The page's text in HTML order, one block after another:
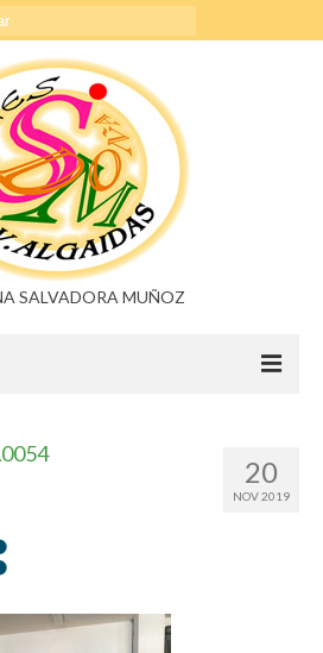
SALVADORA MUÑOZ
y Literatura
20
NOV 2019